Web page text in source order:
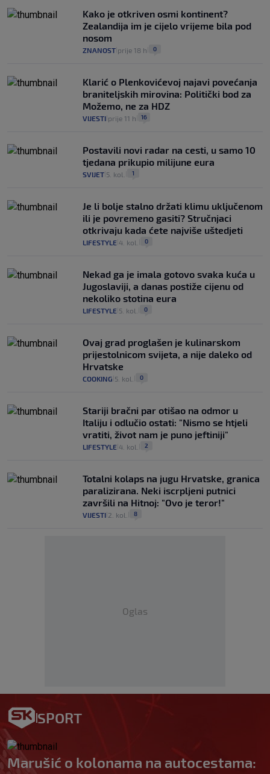
Kako je otkriven osmi kontinent?
Zealandija im je cijelo vrijeme bila pod
nosom
ZNANOST prije 18 h 0
Klarić o Plenkovićevoj najavi povećanja
braniteljskih mirovina: Politički bod za
Možemo, ne za HDZ
VIJESTI prije 11 h 16
Postavili novi radar na cesti, u samo 10
tjedana prikupio milijune eura
SVIJET 5. kol. 1
Je li bolje stalno držati klimu uključenom
ili je povremeno gasiti? Stručnjaci
otkrivaju kada ćete najviše uštedjeti
LIFESTYLE 4. kol. 0
Nekad ga je imala gotovo svaka kuća u
Jugoslaviji, a danas postiže cijenu od
nekoliko stotina eura
LIFESTYLE 5. kol. 0
Ovaj grad proglašen je kulinarskom
prijestolnicom svijeta, a nije daleko od
Hrvatske
COOKING 5. kol. 0
Stariji bračni par otišao na odmor u
Italiju i odlučio ostati: "Nismo se htjeli
vratiti, život nam je puno jeftiniji"
LIFESTYLE 4. kol. 2
Totalni kolaps na jugu Hrvatske, granica
paralizirana. Neki iscrpljeni putnici
završili na Hitnoj: "Ovo je teror!"
VIJESTI 2. kol. 8
Oglas
SPORT
Marušić o kolonama na autocestama: